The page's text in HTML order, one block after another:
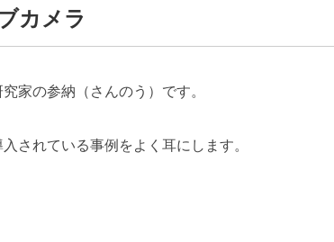
カメラ
家の参納（さんのう）です。
されている事例をよく耳にします。